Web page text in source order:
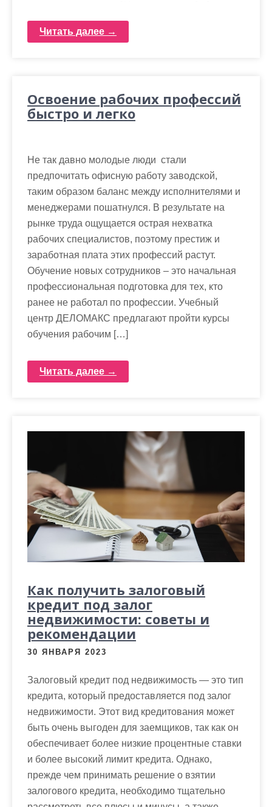
Читать далее →
Освоение рабочих профессий
быстро и легко
Не так давно молодые люди стали
предпочитать офисную работу заводской,
таким образом баланс между исполнителями и
менеджерами пошатнулся. В результате на
рынке труда ощущается острая нехватка
рабочих специалистов, поэтому престиж и
заработная плата этих профессий растут.
Обучение новых сотрудников – это начальная
профессиональная подготовка для тех, кто
ранее не работал по профессии. Учебный
центр ДЕЛОМАКС предлагают пройти курсы
обучения рабочим […]
Читать далее →
Как получить залоговый
кредит под залог
недвижимости: советы и
рекомендации
30 ЯНВАРЯ 2023
Залоговый кредит под недвижимость — это тип
кредита, который предоставляется под залог
недвижимости. Этот вид кредитования может
быть очень выгоден для заемщиков, так как он
обеспечивает более низкие процентные ставки
и более высокий лимит кредита. Однако,
прежде чем принимать решение о взятии
залогового кредита, необходимо тщательно